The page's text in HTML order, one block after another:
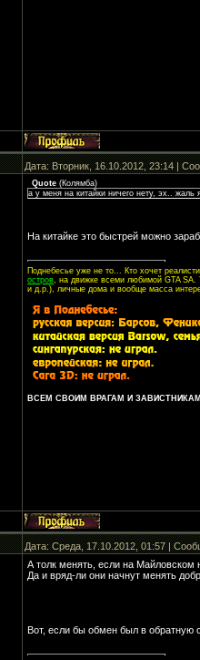
Дата: Вторник, 16.10.2012, 23:14 |
Quote (Колямба)
а у меня на китайки ничего нету, эх.. жаль
На китайке это быстрей можно
Поднебесье уже не то... Кто хочет
остров, на движке всеми любимой GTA SA.
и д.р.), личные дома и вообще масса
ВСЕМ СВОИМ ВРАГАМ И
Дата: Среда, 17.10.2012, 01:57 |
А толк менять, если на Майловском
Да и вряд-ли они начнут менять
Вот, если бы обмен был в обратную